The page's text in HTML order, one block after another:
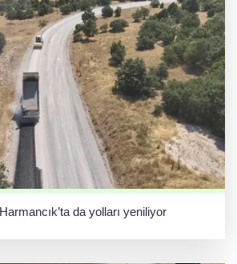
da yolları yeniliyor